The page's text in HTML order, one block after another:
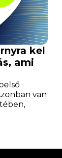
kel
ami
van